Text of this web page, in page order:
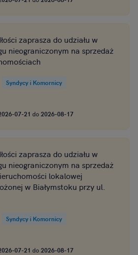
zaprasza do udziału w
nieograniczonym na sprzedaż
Syndycy i Komornicy
07-21 do 2026-08-17
zaprasza do udziału w
nieograniczonym na sprzedaż
lokalowej
w Białymstoku przy ul.
Syndycy i Komornicy
07-21 do 2026-08-17